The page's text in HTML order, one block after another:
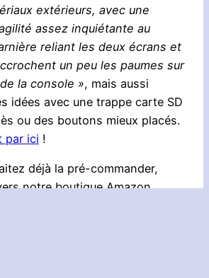
extérieurs, avec une
assez inquiétante au
reliant les deux écrans et
un peu les paumes sur
la console », mais aussi
idées avec une trappe carte SD
ou des boutons mieux placés.
par ici !
déjà la pré-commander,
notre boutique Amazon.